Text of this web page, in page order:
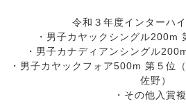
令和３年度インターハイ
・男子カヤックシングル200m
・男子カナディアンシングル
・男子カヤックフォア500m 第５位
佐野）
・その他入賞